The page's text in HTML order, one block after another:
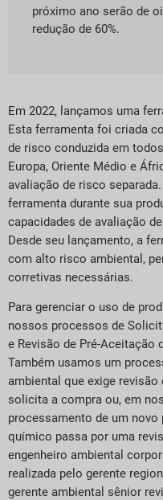
próximo ano serão de
redução de 60%.
Em 2022, lançamos uma
Esta ferramenta foi criada
de risco conduzida em
Europa, Oriente Médio e
avaliação de risco
ferramenta durante sua
capacidades de avaliação
Desde seu lançamento, a
com alto risco ambiental,
corretivas necessárias.
Para gerenciar o uso de
nossos processos de
e Revisão de Pré-Aceitação
Também usamos um
ambiental que exige
solicita a compra ou, em
processamento de um
químico passa por uma
engenheiro ambiental
realizada pelo gerente
gerente ambiental sênior